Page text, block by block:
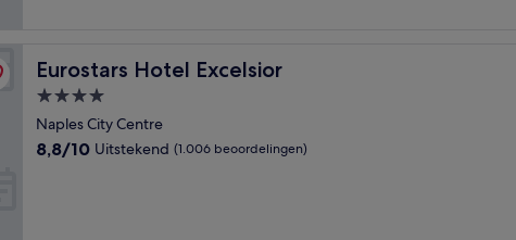
Eurostars Hotel Excelsior
Eurostars Hotel Excelsior
4.0-
sterrenaccommodatie
Naples City Centre
8.8
8,8/10 Uitstekend (1.006 beoordelingen)